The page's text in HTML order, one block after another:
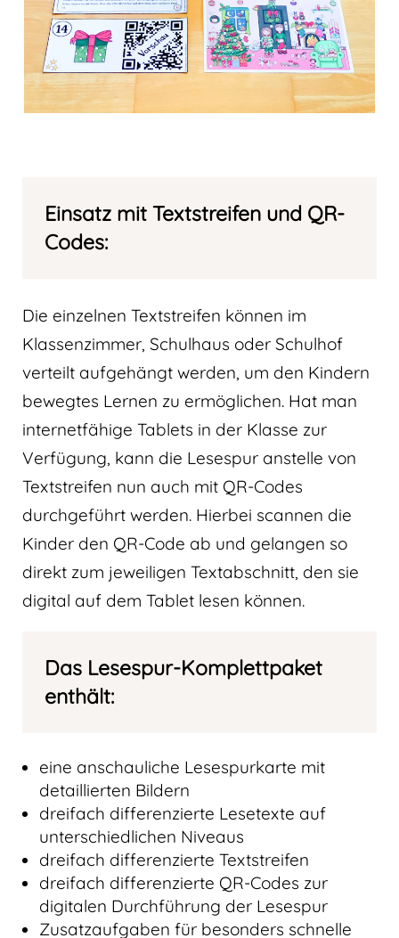
Einsatz mit Textstreifen und QR-
Codes:
Die einzelnen Textstreifen können im
Klassenzimmer, Schulhaus oder Schulhof
verteilt aufgehängt werden, um den Kindern
bewegtes Lernen zu ermöglichen. Hat man
internetfähige Tablets in der Klasse zur
Verfügung, kann die Lesespur anstelle von
Textstreifen nun auch mit QR-Codes
durchgeführt werden. Hierbei scannen die
Kinder den QR-Code ab und gelangen so
direkt zum jeweiligen Textabschnitt, den sie
digital auf dem Tablet lesen können.
Das Lesespur-Komplettpaket
enthält:
eine anschauliche Lesespurkarte mit
detaillierten Bildern
dreifach differenzierte Lesetexte auf
unterschiedlichen Niveaus
dreifach differenzierte Textstreifen
dreifach differenzierte QR-Codes zur
digitalen Durchführung der Lesespur
Zusatzaufgaben für besonders schnelle